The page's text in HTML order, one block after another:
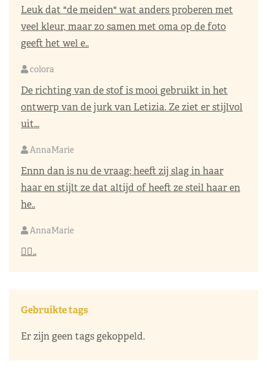
Leuk dat "de meiden" wat anders proberen met
veel kleur, maar zo samen met oma op de foto
geeft het wel e..
colora
De richting van de stof is mooi gebruikt in het
ontwerp van de jurk van Letizia. Ze ziet er stijlvol
uit...
AnnaMarie
Ennn dan is nu de vraag: heeft zij slag in haar
haar en stijlt ze dat altijd of heeft ze steil haar en
he..
AnnaMarie
👌🏼..
Gebruikte tags
Er zijn geen tags gekoppeld.